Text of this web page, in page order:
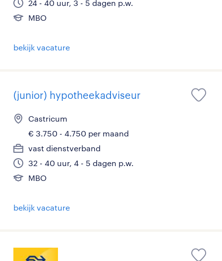
24 - 40 uur, 3 - 5 dagen p.w.
MBO
bekijk vacature
(junior) hypotheekadviseur
Castricum
€ 3.750 - 4.750 per maand
vast dienstverband
32 - 40 uur, 4 - 5 dagen p.w.
MBO
bekijk vacature